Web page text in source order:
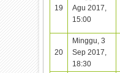
19
Agu 2017,
15:00
20
Minggu, 3
Sep 2017,
18:30